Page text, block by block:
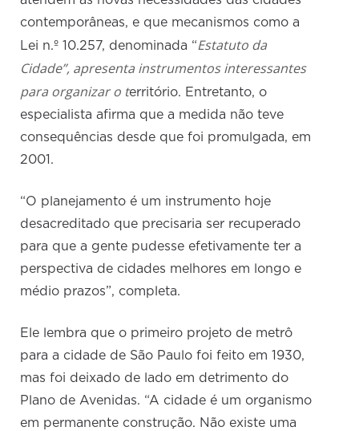
contemporâneas, e que mecanismos como a
Lei n.º 10.257, denominada “Estatuto da
Cidade”, apresenta instrumentos interessantes
para organizar o território. Entretanto, o
especialista afirma que a medida não teve
consequências desde que foi promulgada, em
2001.
“O planejamento é um instrumento hoje
desacreditado que precisaria ser recuperado
para que a gente pudesse efetivamente ter a
perspectiva de cidades melhores em longo e
médio prazos”, completa.
Ele lembra que o primeiro projeto de metrô
para a cidade de São Paulo foi feito em 1930,
mas foi deixado de lado em detrimento do
Plano de Avenidas. “A cidade é um organismo
em permanente construção. Não existe uma